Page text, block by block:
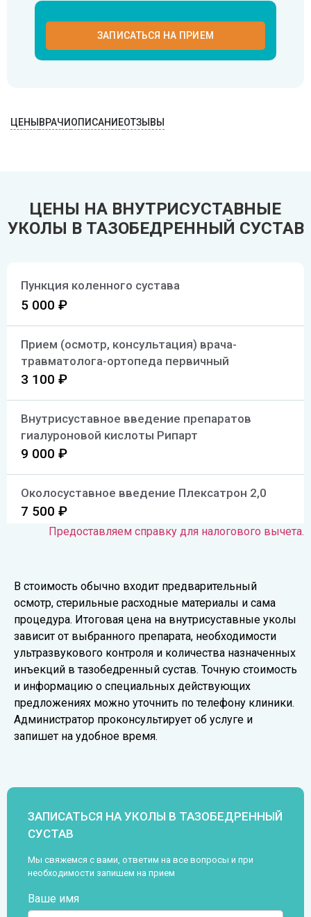
ЗАПИСАТЬСЯ НА ПРИЕМ
ЦЕНЫ ВРАЧИ ОПИСАНИЕОТЗЫВЫ
ЦЕНЫ НА ВНУТРИСУСТАВНЫЕ
УКОЛЫ В ТАЗОБЕДРЕННЫЙ СУСТАВ
Пункция коленного сустава
5 000 ₽
Прием (осмотр, консультация) врача-
травматолога-ортопеда первичный
3 100 ₽
Внутрисуставное введение препаратов
гиалуроновой кислоты Рипарт
9 000 ₽
Околосуставное введение Плексатрон 2,0
7 500 ₽
Предоставляем справку для налогового вычета.
В стоимость обычно входит предварительный
осмотр, стерильные расходные материалы и сама
процедура. Итоговая цена на внутрисуставные уколы
зависит от выбранного препарата, необходимости
ультразвукового контроля и количества назначенных
инъекций в тазобедренный сустав. Точную стоимость
и информацию о специальных действующих
предложениях можно уточнить по телефону клиники.
Администратор проконсультирует об услуге и
запишет на удобное время.
ЗАПИСАТЬСЯ НА УКОЛЫ В ТАЗОБЕДРЕННЫЙ
СУСТАВ
Мы свяжемся с вами, ответим на все вопросы и при
необходимости запишем на прием
Ваше имя
SMAS-лифтинг лица